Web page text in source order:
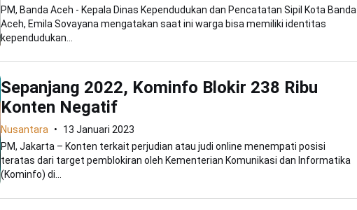
PM, Banda Aceh - Kepala Dinas Kependudukan dan Pencatatan Sipil Kota Banda
Aceh, Emila Sovayana mengatakan saat ini warga bisa memiliki identitas
kependudukan...
Sepanjang 2022, Kominfo Blokir 238 Ribu
Konten Negatif
Nusantara
13 Januari 2023
PM, Jakarta – Konten terkait perjudian atau judi online menempati posisi
teratas dari target pemblokiran oleh Kementerian Komunikasi dan Informatika
(Kominfo) di...